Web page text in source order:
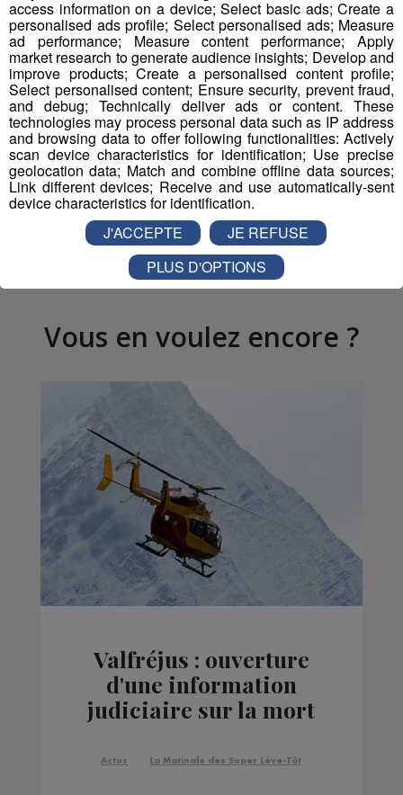
Des gendarmes postés au niveau duglacier de Tête
Roussesont chargés de refouler ceux qui ne
respecteraient pas cette obligation.
Partager sur Facebook
Partager sur Twitter
Vous en voulez encore ?
Valfréjus : ouverture
d'une information
judiciaire sur la mort
une avalanche en 2016
Actus La Matinale des Super Lève-Tôt
access information on a device; Select basic ads; Create a
personalised ads profile; Select personalised ads; Measure
ad performance; Measure content performance; Apply
market research to generate audience insights; Develop and
improve products; Create a personalised content profile;
Select personalised content; Ensure security, prevent fraud,
and debug; Technically deliver ads or content. These
technologies may process personal data such as IP address
and browsing data to offer following functionalities: Actively
scan device characteristics for identification; Use precise
geolocation data; Match and combine offline data sources;
Link different devices; Receive and use automatically-sent
device characteristics for identification.
J'ACCEPTE
JE REFUSE
PLUS D'OPTIONS